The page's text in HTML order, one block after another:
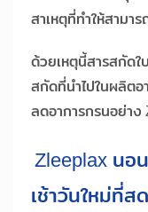
สาเหตุที่ทำให้สามา
ด้วยเหตุนี้สารสกัดใ
สกัดที่นำไปในผลิตอ
ลดอาการกรนอย่าง
Zleeplax นอ
เช้าวันใหม่ที่ส